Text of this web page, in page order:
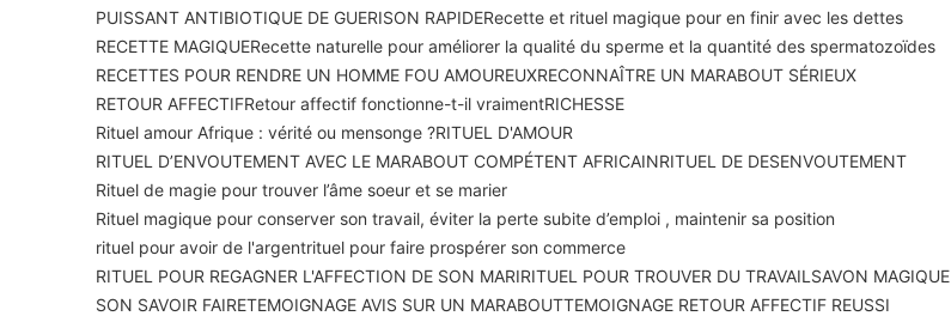
PUISSANT ANTIBIOTIQUE DE GUERISON RAPIDERecette et rituel magique pour en finir avec les dettes
RECETTE MAGIQUERecette naturelle pour améliorer la qualité du sperme et la quantité des spermatozoïdes
RECETTES POUR RENDRE UN HOMME FOU AMOUREUXRECONNAÎTRE UN MARABOUT SÉRIEUX
RETOUR AFFECTIFRetour affectif fonctionne-t-il vraimentRICHESSE
Rituel amour Afrique : vérité ou mensonge ?RITUEL D'AMOUR
RITUEL D’ENVOUTEMENT AVEC LE MARABOUT COMPÉTENT AFRICAINRITUEL DE DESENVOUTEMENT
Rituel de magie pour trouver l’âme soeur et se marier
Rituel magique pour conserver son travail, éviter la perte subite d’emploi , maintenir sa position
rituel pour avoir de l'argentrituel pour faire prospérer son commerce
RITUEL POUR REGAGNER L'AFFECTION DE SON MARIRITUEL POUR TROUVER DU TRAVAIL SAVON MAGIQUE
SON SAVOIR FAIRETEMOIGNAGE AVIS SUR UN MARABOUTTEMOIGNAGE RETOUR AFFECTIF REUSSI